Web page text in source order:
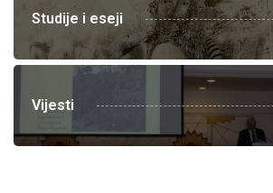
Studije i eseji
Vijesti